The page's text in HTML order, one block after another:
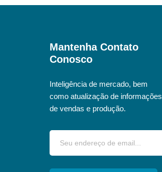
Mantenha Contato
Conosco
Inteligência de mercado, bem
como atualização de informações
de vendas e produção.